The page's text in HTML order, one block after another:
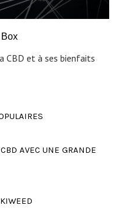
CBD et à ses bienfaits
AVEC UNE GRANDE